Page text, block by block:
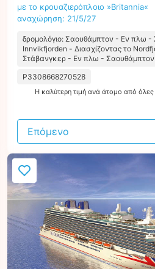
με το κρουαζιερόπλοιο »Britannia«
αναχώρηση: 21/5/27
δρομολόγιο: Σαουθάμπτον - Εν πλω
Innvikfjorden - Διασχίζοντας το
Στάβανγκερ - Εν πλω - Σαουθάμπτον
P3308668270528
Η καλύτερη τιμή ανά άτομο από
Επόμενο